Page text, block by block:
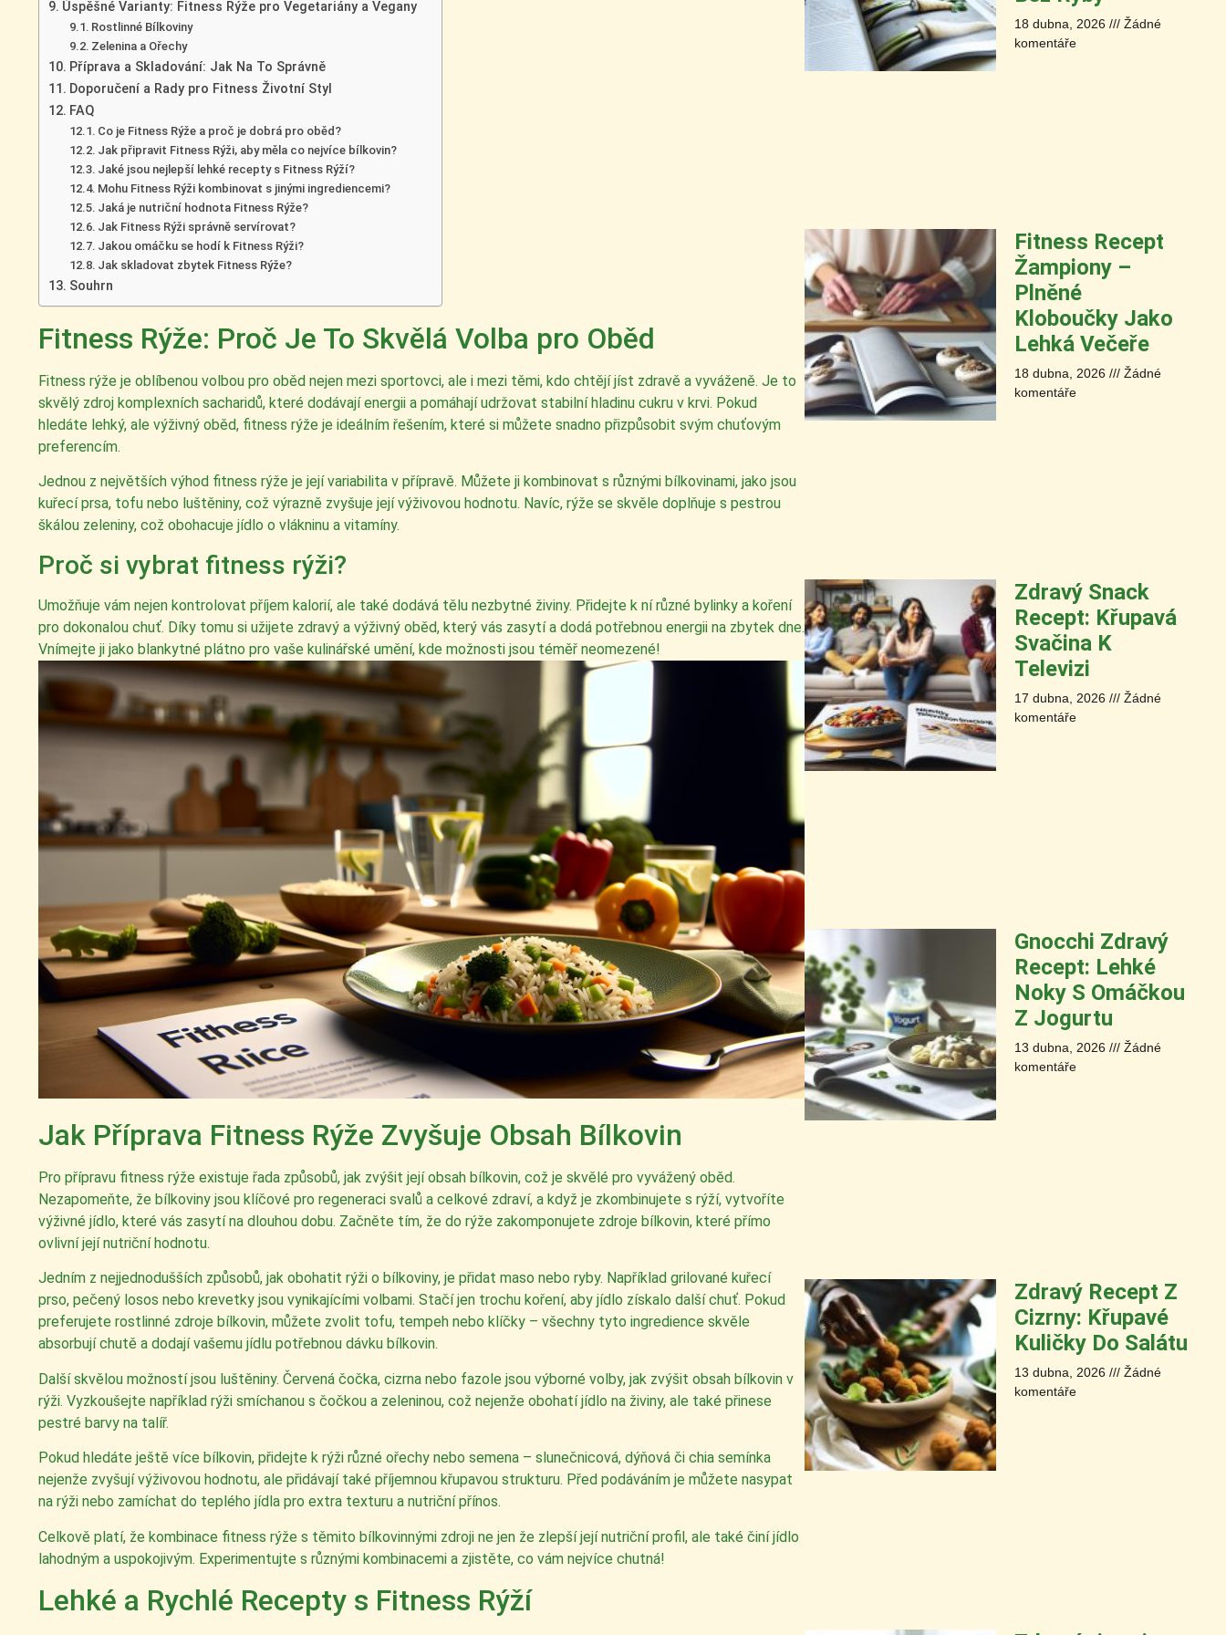
Úspěšné Varianty: Fitness Rýže pro Vegetariány a Vegany
Rostlinné Bílkoviny
Zelenina a Ořechy
Příprava a Skladování: Jak Na To Správně
Doporučení a Rady pro Fitness Životní Styl
FAQ
Co je Fitness Rýže a proč je dobrá pro oběd?
Jak připravit Fitness Rýži, aby měla co nejvíce bílkovin?
Jaké jsou nejlepší lehké recepty s Fitness Rýží?
Mohu Fitness Rýži kombinovat s jinými ingrediencemi?
Jaká je nutriční hodnota Fitness Rýže?
Jak Fitness Rýži správně servírovat?
Jakou omáčku se hodí k Fitness Rýži?
Jak skladovat zbytek Fitness Rýže?
Souhrn
Fitness Rýže: Proč Je To Skvělá Volba pro Oběd
Fitness rýže je oblíbenou volbou pro oběd nejen mezi sportovci, ale i mezi těmi, kdo chtějí jíst zdravě a vyváženě. Je to
skvělý zdroj komplexních sacharidů, které dodávají energii a pomáhají udržovat stabilní hladinu cukru v krvi. Pokud
hledáte lehký, ale výživný oběd, fitness rýže je ideálním řešením, které si můžete snadno přizpůsobit svým chuťovým
preferencím.
Jednou z největších výhod fitness rýže je její variabilita v přípravě. Můžete ji kombinovat s různými bílkovinami, jako jsou
kuřecí prsa, tofu nebo luštěniny, což výrazně zvyšuje její výživovou hodnotu. Navíc, rýže se skvěle doplňuje s pestrou
škálou zeleniny, což obohacuje jídlo o vlákninu a vitamíny.
Proč si vybrat fitness rýži?
Umožňuje vám nejen kontrolovat příjem kalorií, ale také dodává tělu nezbytné živiny. Přidejte k ní různé bylinky a koření
pro dokonalou chuť. Díky tomu si užijete zdravý a výživný oběd, který vás zasytí a dodá potřebnou energii na zbytek dne.
Vnímejte ji jako blankytné plátno pro vaše kulinářské umění, kde možnosti jsou téměř neomezené!
Jak Příprava Fitness Rýže Zvyšuje Obsah Bílkovin
Pro přípravu fitness rýže existuje řada způsobů, jak zvýšit její obsah bílkovin, což je skvělé pro vyvážený oběd.
Nezapomeňte, že bílkoviny jsou klíčové pro regeneraci svalů a celkové zdraví, a když je zkombinujete s rýží, vytvoříte
výživné jídlo, které vás zasytí na dlouhou dobu. Začněte tím, že do rýže zakomponujete zdroje bílkovin, které přímo
ovlivní její nutriční hodnotu.
Jedním z nejjednodušších způsobů, jak obohatit rýži o bílkoviny, je přidat maso nebo ryby. Například grilované kuřecí
prso, pečený losos nebo krevetky jsou vynikajícími volbami. Stačí jen trochu koření, aby jídlo získalo další chuť. Pokud
preferujete rostlinné zdroje bílkovin, můžete zvolit tofu, tempeh nebo klíčky – všechny tyto ingredience skvěle
absorbují chutě a dodají vašemu jídlu potřebnou dávku bílkovin.
Další skvělou možností jsou luštěniny. Červená čočka, cizrna nebo fazole jsou výborné volby, jak zvýšit obsah bílkovin v
rýži. Vyzkoušejte například rýži smíchanou s čočkou a zeleninou, což nejenže obohatí jídlo na živiny, ale také přinese
pestré barvy na talíř.
Pokud hledáte ještě více bílkovin, přidejte k rýži různé ořechy nebo semena – slunečnicová, dýňová či chia semínka
nejenže zvyšují výživovou hodnotu, ale přidávají také příjemnou křupavou strukturu. Před podáváním je můžete nasypat
na rýži nebo zamíchat do teplého jídla pro extra texturu a nutriční přínos.
Celkově platí, že kombinace fitness rýže s těmito bílkovinnými zdroji ne jen že zlepší její nutriční profil, ale také činí jídlo
lahodným a uspokojivým. Experimentujte s různými kombinacemi a zjistěte, co vám nejvíce chutná!
Lehké a Rychlé Recepty s Fitness Rýží
18 dubna, 2026
Žádné
komentáře
Fitness Recept
Žampiony –
Plněné
Kloboučky Jako
Lehká Večeře
18 dubna, 2026
Žádné
komentáře
Zdravý Snack
Recept: Křupavá
Svačina K
Televizi
17 dubna, 2026
Žádné
komentáře
Gnocchi Zdravý
Recept: Lehké
Noky S Omáčkou
Z Jogurtu
13 dubna, 2026
Žádné
komentáře
Zdravý Recept Z
Cizrny: Křupavé
Kuličky Do Salátu
13 dubna, 2026
Žádné
komentáře